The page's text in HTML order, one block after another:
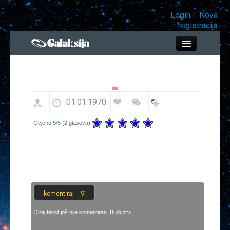
Login| Nova
registracija
Info bar
Prirodne znanosti
Društvene znanosti
Ekologija
01.01.1970.
Ocjena 5/5 (2 glasova)
Ovaj tekst još nije komentiran. Budi prvi.